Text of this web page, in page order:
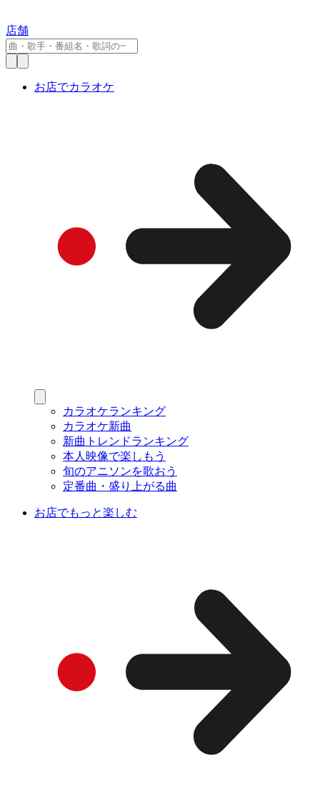
店舗
お店でカラオケ
カラオケランキング
カラオケ新曲
新曲トレンドランキング
本人映像で楽しもう
旬のアニソンを歌おう
定番曲・盛り上がる曲
お店でもっと楽しむ